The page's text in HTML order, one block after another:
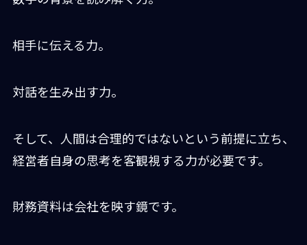
相手に伝える力。
対話を生み出す力。
そして、人間は合理的ではないという前提に立ち、
経営者自身の思考を客観視する力が必要です。
財務資料は会社を映す鏡です。